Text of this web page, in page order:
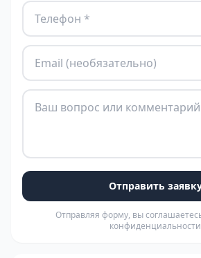
Отправить
Отправляя форму, вы
конфиденциальности